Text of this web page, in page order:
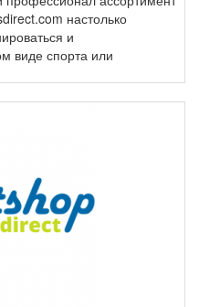
настолько
и
виде спорта или